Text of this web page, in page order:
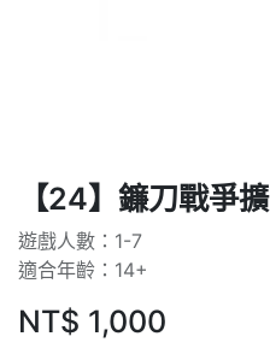
【24】鐮刀戰爭
遊戲人數：1-7
適合年齡：14+
NT$ 1,000